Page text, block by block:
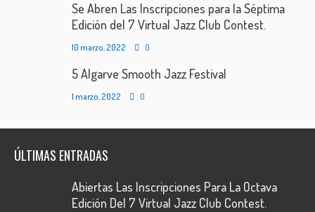
Se Abren Las Inscripciones para la Séptima
Edición del 7 Virtual Jazz Club Contest.
10 marzo, 2022 0
5 Algarve Smooth Jazz Festival
1 marzo, 2022 0
ÚLTIMAS ENTRADAS
Abiertas Las Inscripciones Para La Octava
Edición Del 7 Virtual Jazz Club Contest.